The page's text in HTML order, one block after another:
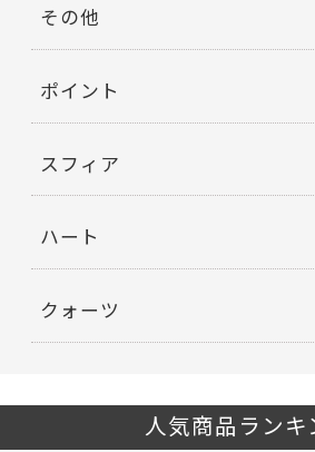
その他
ポイント
スフィア
ハート
クォーツ
人気商品ランキ